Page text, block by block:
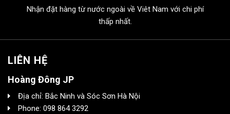
Nhận đặt hàng từ nước ngoài về Viêt Nam với chi phí
thấp nhất.
LIÊN HỆ
Hoàng Đông JP
Địa chỉ: Bắc Ninh và Sóc Sơn Hà Nội
Phone: 098 864 3292